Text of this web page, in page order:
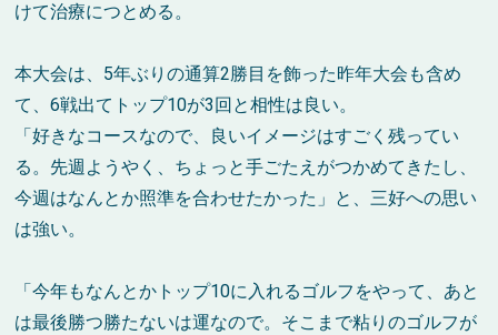
けて治療につとめる。
本大会は、5年ぶりの通算2勝目を飾った昨年大会も含め
て、6戦出てトップ10が3回と相性は良い。
「好きなコースなので、良いイメージはすごく残ってい
る。先週ようやく、ちょっと手ごたえがつかめてきたし、
今週はなんとか照準を合わせたかった」と、三好への思い
は強い。
「今年もなんとかトップ10に入れるゴルフをやって、あと
は最後勝つ勝たないは運なので。そこまで粘りのゴルフが